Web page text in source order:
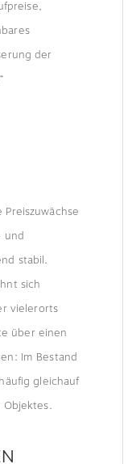
der
und
stabil.
sich
vielerorts
über einen
Im Bestand
gleichauf